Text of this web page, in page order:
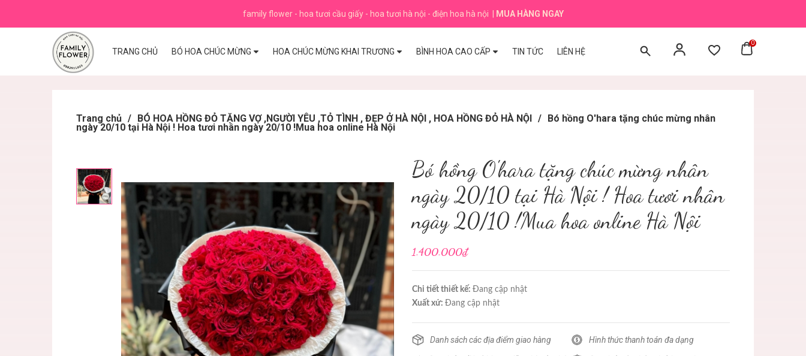
family flower - hoa tươi cầu giấy - hoa tươi hà nội - điện hoa hà nội MUA HÀNG NGAY
TRANG CHỦ BÓ HOA CHÚC MỪNG HOA CHÚC MỪNG KHAI TRƯƠNG BÌNH HOA CAO CẤP TIN TỨC LIÊN HỆ
0
Trang chủ / BÓ HOA HỒNG ĐỎ TẶNG VỢ ,NGƯỜI YÊU ,TỎ TÌNH , ĐẸP Ở HÀ NỘI , HOA HỒNG ĐỎ HÀ NỘI / Bó hồng O'hara tặng chúc mừng nhân
ngày 20/10 tại Hà Nội ! Hoa tươi nhân ngày 20/10 !Mua hoa online Hà Nội
Bó hồng O'hara tặng chúc mừng nhân
ngày 20/10 tại Hà Nội ! Hoa tươi nhân
ngày 20/10 !Mua hoa online Hà Nội
1.400.000₫
Chi tiết thiết kế: Đang cập nhật
Xuất xứ: Đang cập nhật
Danh sách các địa điểm giao hàng Hình thức thanh toán đa dạng